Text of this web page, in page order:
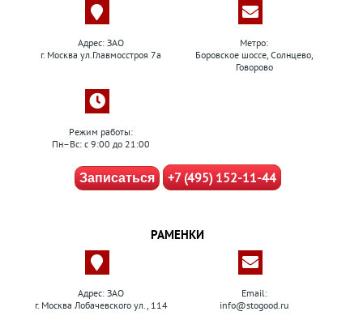
Адрес: ЗАО
г. Москва ул.Главмосстроя 7а
Метро:
Боровское шоссе, Солнцево,
Говорово
Режим работы:
Пн–Вс: с 9:00 до 21:00
Записаться +7 (495) 152-11-44
РАМЕНКИ
Адрес: ЗАО
г. Москва Лобачевского ул., 114
Email:
info@stogood.ru